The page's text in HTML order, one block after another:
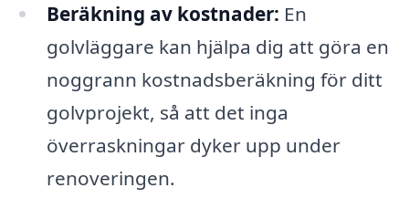
Beräkning av kostnader: En
golvläggare kan hjälpa dig att göra en
noggrann kostnadsberäkning för ditt
golvprojekt, så att det inga
överraskningar dyker upp under
renoveringen.